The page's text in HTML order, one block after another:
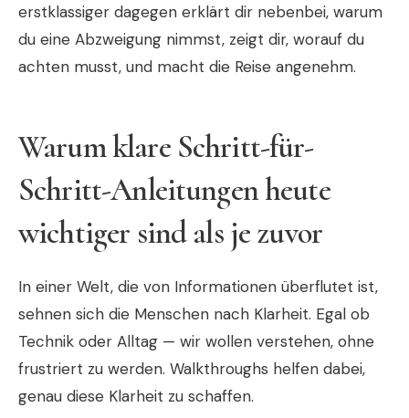
erstklassiger dagegen erklärt dir nebenbei, warum
du eine Abzweigung nimmst, zeigt dir, worauf du
achten musst, und macht die Reise angenehm.
Warum klare Schritt-für-
Schritt-Anleitungen heute
wichtiger sind als je zuvor
In einer Welt, die von Informationen überflutet ist,
sehnen sich die Menschen nach Klarheit. Egal ob
Technik oder Alltag — wir wollen verstehen, ohne
frustriert zu werden. Walkthroughs helfen dabei,
genau diese Klarheit zu schaffen.